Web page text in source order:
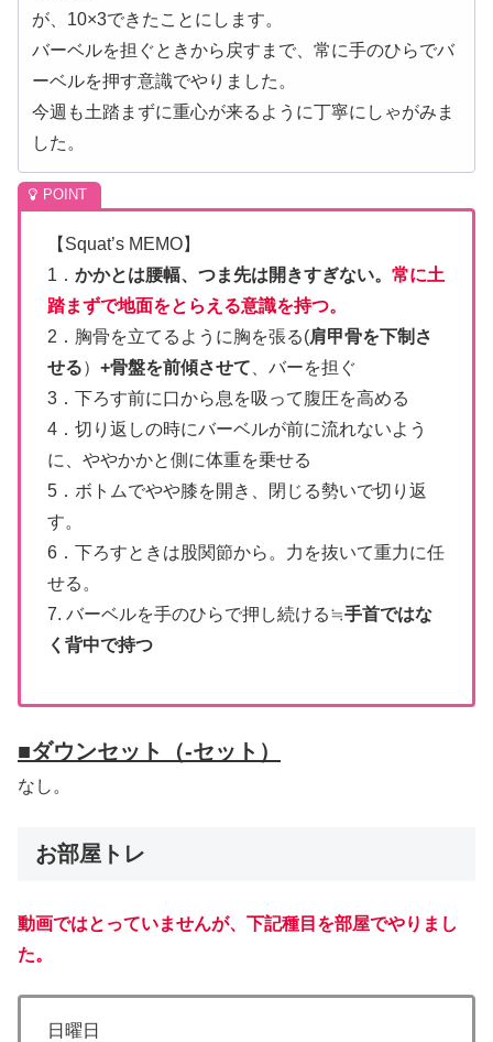
が、10×3できたことにします。
バーベルを担ぐときから戻すまで、常に手のひらでバ
ーベルを押す意識でやりました。
今週も土踏まずに重心が来るように丁寧にしゃがみま
した。
【Squat’s MEMO】
1． かかとは腰幅、つま先は開きすぎない。 常に土
踏まずで地面をとらえる意識を持つ。
2．胸骨を立てるように胸を張る(肩甲骨を下制さ
せる） +骨盤を前傾させて、バーを担ぐ
3．下ろす前に口から息を吸って腹圧を高める
4．切り返しの時にバーベルが前に流れないよう
に、ややかかと側に体重を乗せる
5．ボトムでやや膝を開き、閉じる勢いで切り返
す。
6．下ろすときは股関節から。力を抜いて重力に任
せる。
7. バーベルを手のひらで押し続ける≒手首ではな
く背中で持つ
■ダウンセット（-セット）
なし。
お部屋トレ
動画ではとっていませんが、下記種目を部屋でやりまし
た。
日曜日